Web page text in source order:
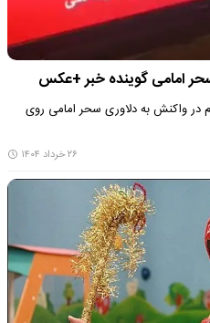
سحر امامی گوینده خبر +عکس
در واکنش به دلاوری سحر امامی روی
۲۶ خرداد ۱۴۰۴